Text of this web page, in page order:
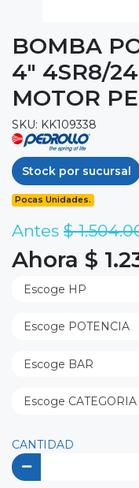
BOMBA
4" 4SR8/
MOTOR
SKU: KK109338
Stock por sucursal
Pocas Unidades.
Antes $
Ahora $
CANTIDAD